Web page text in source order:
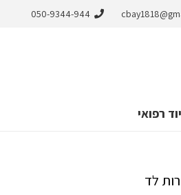
050-9344-944
רפואי
לד